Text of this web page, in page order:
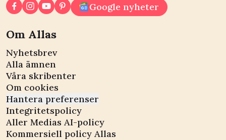
Google nyheter
Om Allas
Nyhetsbrev
Alla ämnen
Våra skribenter
Om cookies
Hantera preferenser
Integritetspolicy
Aller Medias AI-policy
Kommersiell policy Allas